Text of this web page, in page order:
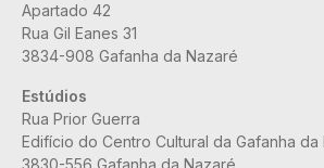
Apartado 42
Rua Gil Eanes 31
3834-908 Gafanha da Nazaré
Estúdios
Rua Prior Guerra
Edifício do Centro Cultural da Gafanha da